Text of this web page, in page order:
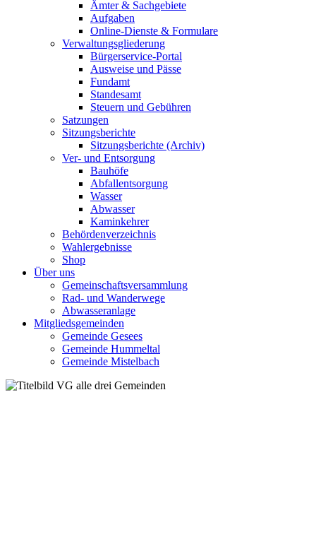
Ämter & Sachgebiete
Aufgaben
Online-Dienste & Formulare
Verwaltungsgliederung
Bürgerservice-Portal
Ausweise und Pässe
Fundamt
Standesamt
Steuern und Gebühren
Satzungen
Sitzungsberichte
Sitzungsberichte (Archiv)
Ver- und Entsorgung
Bauhöfe
Abfallentsorgung
Wasser
Abwasser
Kaminkehrer
Behördenverzeichnis
Wahlergebnisse
Shop
Über uns
Gemeinschaftsversammlung
Rad- und Wanderwege
Abwasseranlage
Mitgliedsgemeinden
Gemeinde Gesees
Gemeinde Hummeltal
Gemeinde Mistelbach